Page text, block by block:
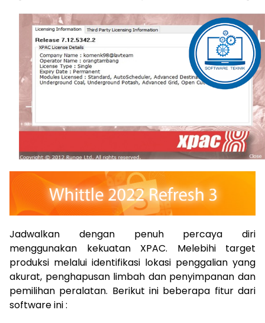
Jadwalkan dengan penuh percaya diri
menggunakan kekuatan XPAC. Melebihi target
produksi melalui identifikasi lokasi penggalian yang
akurat, penghapusan limbah dan penyimpanan dan
pemilihan peralatan. Berikut ini beberapa fitur dari
software ini :